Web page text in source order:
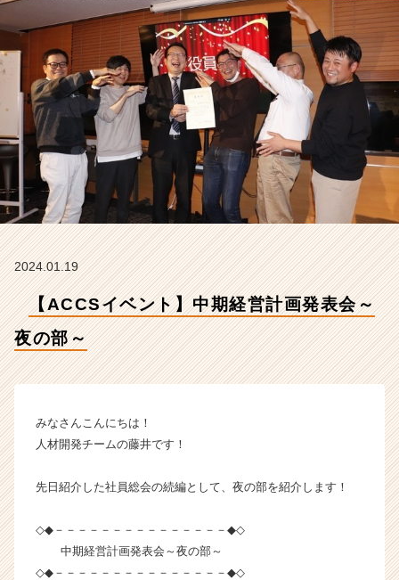
発
表
会
～
夜
の
部
～
【株
式
会
社
コ
テ
ン
グ
イ
ラ
イ
ン】
2024.01.19
【ACCSイベント】中期経営計画発表会～
夜の部～
みなさんこんにちは！
人材開発チームの藤井です！
先日紹介した社員総会の続編として、夜の部を紹介します！
◇◆－－－－－－－－－－－－－－－◆◇
中期経営計画発表会～夜の部～
◇◆－－－－－－－－－－－－－－－◆◇